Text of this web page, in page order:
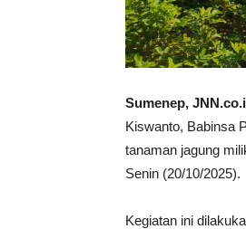
Sumenep,
Kiswanto, Babinsa
tanaman jagung
Senin (20/10/2025).
Kegiatan ini